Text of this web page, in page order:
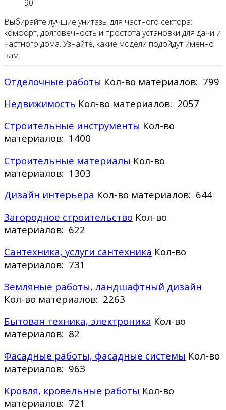
90
Выбирайте лучшие унитазы для частного сектора:
комфорт, долговечность и простота установки для дачи и
частного дома. Узнайте, какие модели подойдут именно
вам.
Отделочные работы Кол-во материалов: 799
Недвижимость Кол-во материалов: 2057
Строительные инструменты Кол-во
материалов: 1400
Строительные материалы Кол-во
материалов: 1303
Дизайн интерьера Кол-во материалов: 644
Загородное строительство Кол-во
материалов: 622
Сантехника, услуги сантехника Кол-во
материалов: 731
Земляные работы, ландшафтный дизайн
Кол-во материалов: 2263
Бытовая техника, электроника Кол-во
материалов: 82
Фасадные работы, фасадные системы Кол-во
материалов: 963
Кровля, кровельные работы Кол-во
материалов: 721